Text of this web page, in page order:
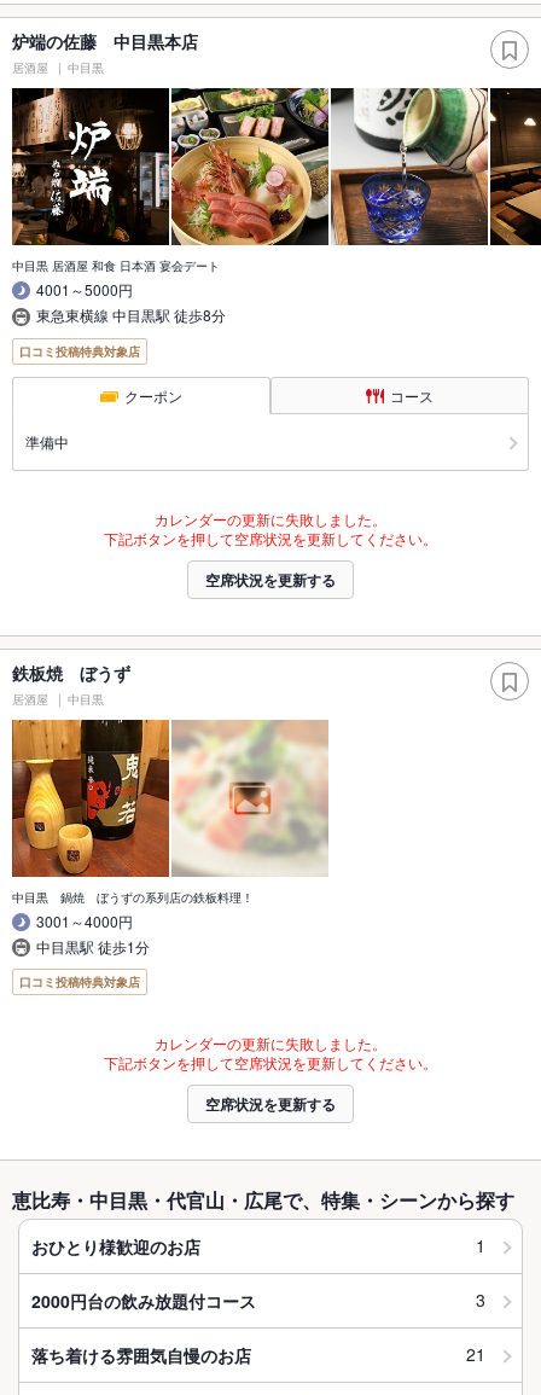
炉端の佐藤 中目黒本店
居酒屋 中目黒
中目黒 居酒屋 和食 日本酒 宴会デート
4001～5000円
東急東横線 中目黒駅 徒歩8分
口コミ投稿特典対象店
クーポン コース
準備中
カレンダーの更新に失敗しました。
下記ボタンを押して空席状況を更新してください。
空席状況を更新する
鉄板焼 ぼうず
居酒屋 中目黒
中目黒 鍋焼 ぼうずの系列店の鉄板料理！
3001～4000円
中目黒駅 徒歩1分
口コミ投稿特典対象店
カレンダーの更新に失敗しました。
下記ボタンを押して空席状況を更新してください。
空席状況を更新する
恵比寿・中目黒・代官山・広尾で、特集・シーンから探す
おひとり様歓迎のお店 1
2000円台の飲み放題付コース 3
落ち着ける雰囲気自慢のお店 21